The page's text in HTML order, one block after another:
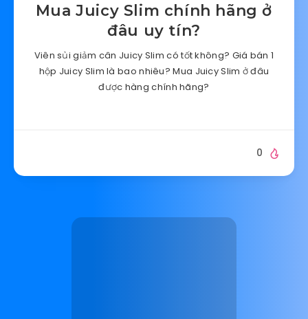
Mua Juicy Slim chính hãng ở
đâu uy tín?
Viên sủi giảm cân Juicy Slim có tốt không? Giá bán 1
hộp Juicy Slim là bao nhiêu? Mua Juicy Slim ở đâu
được hàng chính hãng?
0